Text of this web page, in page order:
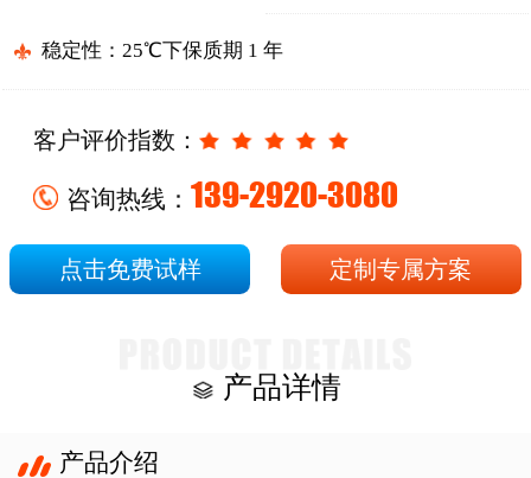
稳定性：25℃下保质期 1 年
客户评价指数：
咨询热线： 139-2920-3080
点击免费试样 定制专属方案
产品详情
产品介绍